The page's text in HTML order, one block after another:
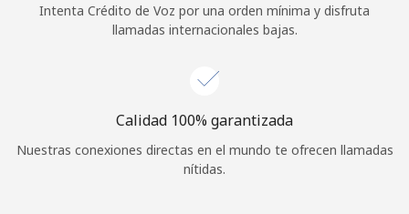
Intenta Crédito de Voz por una orden mínima y disfruta
llamadas internacionales bajas.
Calidad 100% garantizada
Nuestras conexiones directas en el mundo te ofrecen llamadas
nítidas.